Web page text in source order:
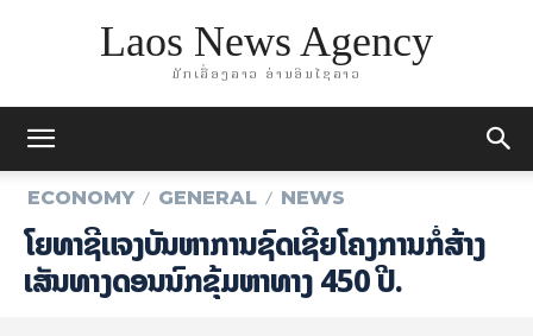
Laos News Agency
ມັກເລື່ອງລາວ ອ່ານອິນໄຊລາວ
ECONOMY GENERAL NEWS
ໂຍທາຊີ້​ແຈງ​ບັນຫາ​ການ​ຊົດ​ເຊີຍ​​ໂຄງການ​ກໍ່ສ້າງ​
ເສັ້ນທາງ​ດອນ​ນົກ​ຂຸ້ມ​ຫາ​ທາງ 450 ປີ.